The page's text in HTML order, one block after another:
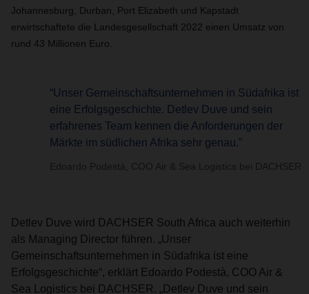
Johannesburg, Durban, Port Elizabeth und Kapstadt
erwirtschaftete die Landesgesellschaft 2022 einen Umsatz von
rund 43 Millionen Euro.
“Unser Gemeinschaftsunternehmen in Südafrika ist
eine Erfolgsgeschichte. Detlev Duve und sein
erfahrenes Team kennen die Anforderungen der
Märkte im südlichen Afrika sehr genau.”
Edoardo Podestà, COO Air & Sea Logistics bei DACHSER
Detlev Duve wird DACHSER South Africa auch weiterhin
als Managing Director führen. „Unser
Gemeinschaftsunternehmen in Südafrika ist eine
Erfolgsgeschichte“, erklärt Edoardo Podestà, COO Air &
Sea Logistics bei DACHSER. „Detlev Duve und sein